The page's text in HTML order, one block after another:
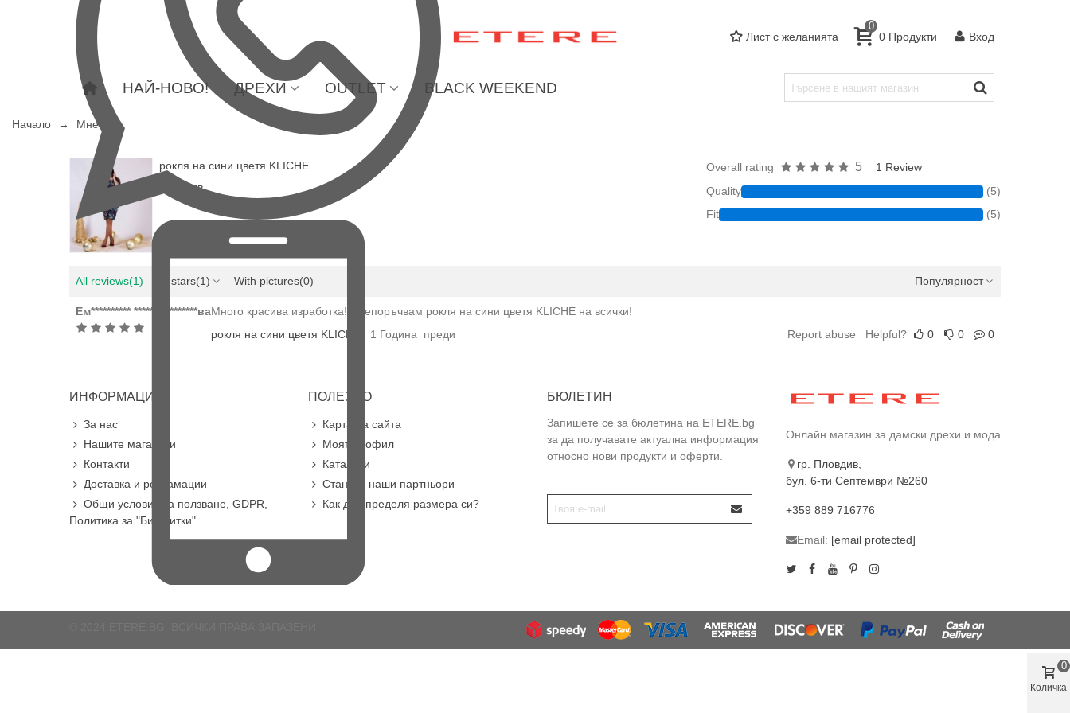
Лист с желанията
0
0 Продукти Вход
НАЙ-НОВО! ДРЕХИ OUTLET BLACK WEEKEND
Начало → Мнения
рокля на сини цветя KLICHE
79,00 лв.
Overall rating 5
1 Review
Quality
(5)
Fit
(5)
All reviews(1) All stars(1) With pictures(0) Популярност
Ем********** ****************ваМного красива изработка! Препоръчвам рокля на сини цветя KLICHE на всички!
рокля на сини цветя KLICHE
1 Година преди Report abuse Helpful? 0 0 0
ИНФОРМАЦИЯ
За нас
Нашите магазини
Контакти
Доставка и рекламации
Общи условия за ползване, GDPR,
Политика за "Бисквитки"
ПОЛЕЗНО
Карта на сайта
Моят профил
Каталози
Станете наши партньори
Как да определя размера си?
БЮЛЕТИН
Запишете се за бюлетина на ETERE.bg
за да получавате актуална информация
относно нови продукти и оферти.
Онлайн магазин за дамски дрехи и мода
гр. Пловдив,
бул. 6-ти Септември №260
+359 889 716776
Email: [email protected]
Количка
0